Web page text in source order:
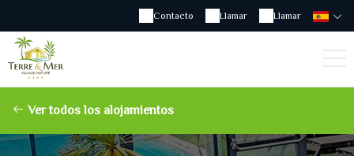
Llamar
Llamar
Contacto
Ver todos los alojamientos